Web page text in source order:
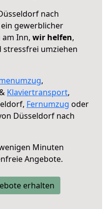
nach
gewerblicher
Inn, wir helfen,
stressfrei umziehen
,
Klaviertransport,
Fernumzug oder
Düsseldorf nach
Minuten
Angebote.
erhalten